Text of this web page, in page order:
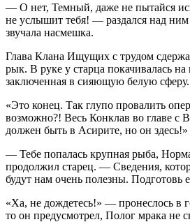
— О нет, Темный, даже не пытайся
не услышит тебя! — раздался над ним
звучала насмешка.
Глава Клана Ищущих с трудом
рык. В руке у старца покачивалась
заключенная в сияющую белую сферу.
«Это конец. Так глупо провалить
возможно?! Весь Конклав во главе
должен быть в Асирите, но он здесь!»
— Тебе попалась крупная рыба,
продолжил старец. — Сведения,
будут нам очень полезны. Подготовь
«Ха, не дождетесь!» — пронеслось в
то он предусмотрел, Полог мрака не